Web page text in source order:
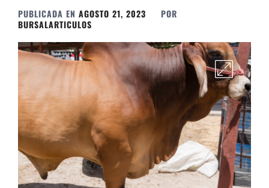
PUBLICADA EN AGOSTO 21, 2023
POR
BURSALARTICULOS